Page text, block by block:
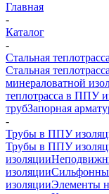
Главная
-
Каталог
-
Стальная
Стальная
минераловатной
теплотрасса в ППУ
трубЗапорная
-
Трубы в ППУ
Трубы в ППУ
изоляции
изоляции
изоляцииЭлементы